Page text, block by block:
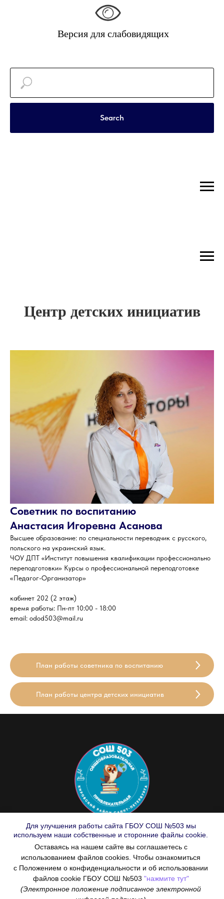
Версия для слабовидящих
Search
Центр детских инициатив
Советник по воспитанию
Анастасия Игоревна Асанова
Высшее образование: по специальности переводчик с русского,
польского на украинский язык.
ЧОУ ДПТ «Институт повышения квалификации профессионально
переподготовки» Курсы о профессиональной переподготовке
«Педагог-Организатор»
кабинет 202 (2 этаж)
время работы: Пн-пт 10:00 - 18:00
email: odod503@mail.ru
План работы советника по воспитанию
План работы центра детских инициатив
© ГБОУ СОШ №503
общеобразовательная школа №503
Кировского района
Санкт - Петербурга
198207, Санкт-Петербург,
Ленинский проспект, д. 123, литер А;
телефоны: 377-23-94, 377-76-01, 377-38-93
Для улучшения работы сайта ГБОУ СОШ №503 мы
используем наши собственные и сторонние файлы cookie.
Оставаясь на нашем сайте вы соглашаетесь с
использованием файлов cookies. Чтобы ознакомиться
с Положением о конфиденциальности и об использовании
файлов cookie ГБОУ СОШ №503 "нажмите тут"
(Электронное положение подписанное электронной